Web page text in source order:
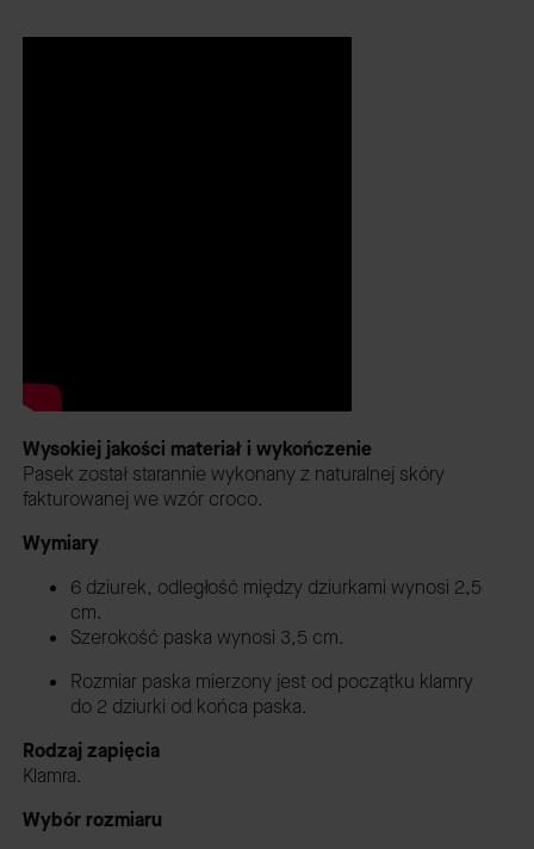
Wysokiej jakości materiał i wykończenie
Pasek został starannie wykonany z naturalnej skóry
fakturowanej we wzór croco.
Wymiary
6 dziurek, odległość między dziurkami wynosi 2,5
cm.
Szerokość paska wynosi 3,5 cm.
Rozmiar paska mierzony jest od początku klamry
do 2 dziurki od końca paska.
Rodzaj zapięcia
Klamra.
Wybór rozmiaru